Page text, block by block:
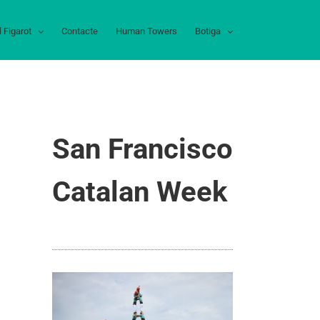
Figarot Contacte Human Towers Botiga
San Francisco
Catalan Week